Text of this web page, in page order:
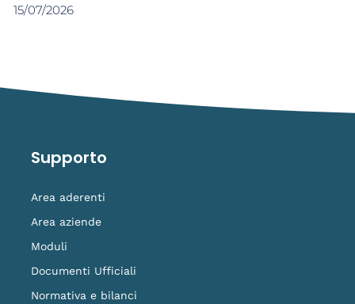
15/07/2026
Supporto
Area aderenti
Area aziende
Moduli
Documenti Ufficiali
Normativa e bilanci